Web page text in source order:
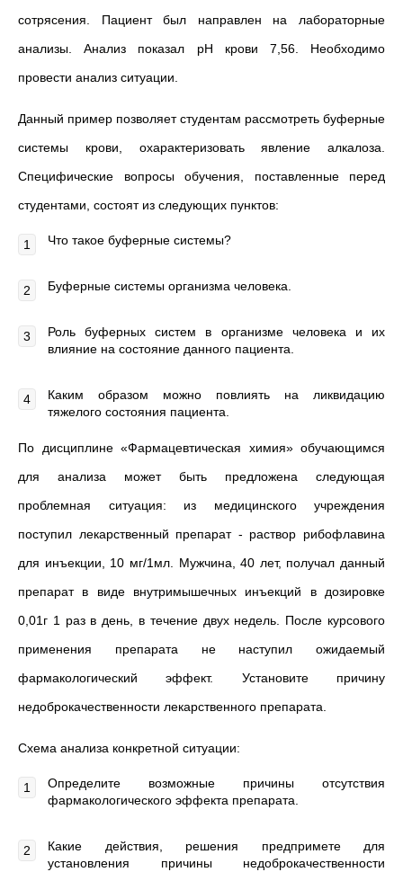
сотрясения. Пациент был направлен на лабораторные
анализы. Анализ показал рН крови 7,56. Необходимо
провести анализ ситуации.
Данный пример позволяет студентам рассмотреть буферные
системы крови, охарактеризовать явление алкалоза.
Специфические вопросы обучения, поставленные перед
студентами, состоят из следующих пунктов:
Что такое буферные системы?
Буферные системы организма человека.
Роль буферных систем в организме человека и их
влияние на состояние данного пациента.
Каким образом можно повлиять на ликвидацию
тяжелого состояния пациента.
По дисциплине «Фармацевтическая химия» обучающимся
для анализа может быть предложена следующая
проблемная ситуация: из медицинского учреждения
поступил лекарственный препарат - раствор рибофлавина
для инъекции, 10 мг/1мл. Мужчина, 40 лет, получал данный
препарат в виде внутримышечных инъекций в дозировке
0,01г 1 раз в день, в течение двух недель. После курсового
применения препарата не наступил ожидаемый
фармакологический эффект. Установите причину
недоброкачественности лекарственного препарата.
Схема анализа конкретной ситуации:
Определите возможные причины отсутствия
фармакологического эффекта препарата.
Какие действия, решения предпримете для
установления причины недоброкачественности